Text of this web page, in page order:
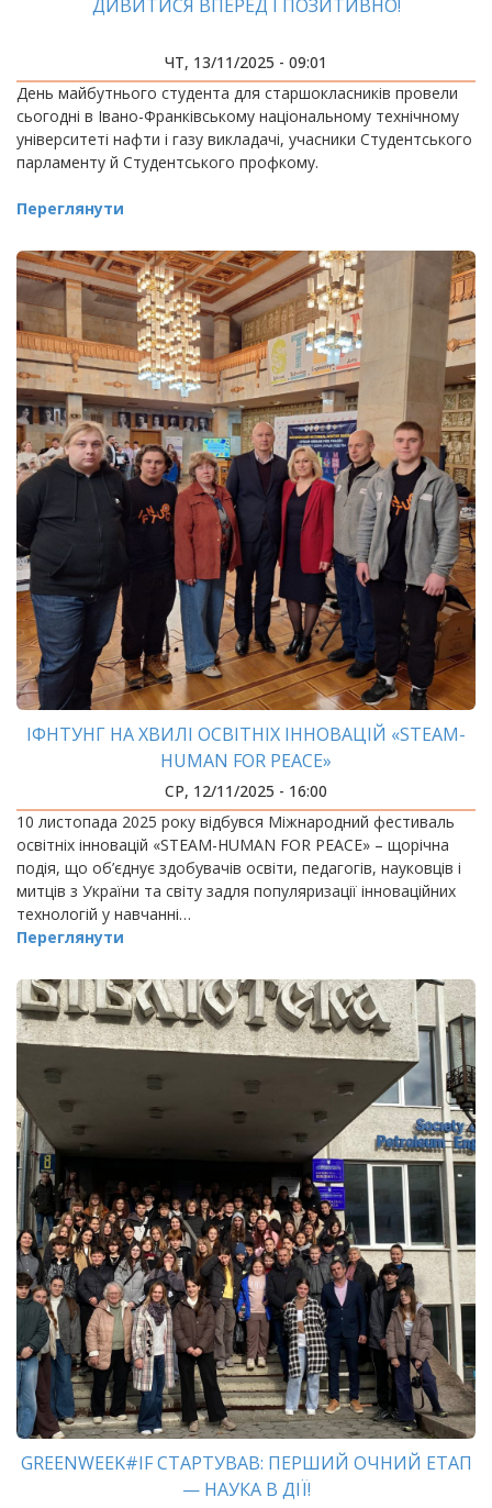
ДИВИТИСЯ ВПЕРЕД І ПОЗИТИВНО!
ЧТ, 13/11/2025 - 09:01
День майбутнього студента для старшокласників провели
сьогодні в Івано-Франківському національному технічному
університеті нафти і газу викладачі, учасники Студентського
парламенту й Студентського профкому.
Переглянути
ІФНТУНГ НА ХВИЛІ ОСВІТНІХ ІННОВАЦІЙ «STEAM-
HUMAN FOR PEACE»
СР, 12/11/2025 - 16:00
10 листопада 2025 року відбувся Міжнародний фестиваль
освітніх інновацій «STEAM-HUMAN FOR PEACE» – щорічна
подія, що об’єднує здобувачів освіти, педагогів, науковців і
митців з України та світу задля популяризації інноваційних
технологій у навчанні…
Переглянути
GREENWEEK#IF СТАРТУВАВ: ПЕРШИЙ ОЧНИЙ ЕТАП
— НАУКА В ДІЇ!